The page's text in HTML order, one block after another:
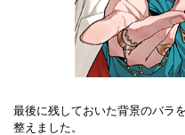
最後に残しておいた背景のバラ
整えました。